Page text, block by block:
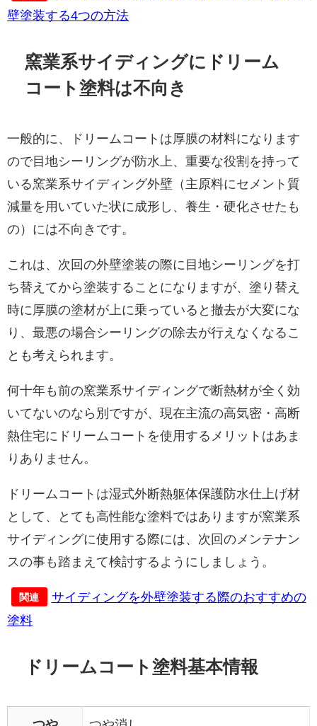
壁塗装する4つの方法
窯業系サイディングにドリーム
コート塗料は不向き
一般的に、ドリームコートは厚膜の材料になります
ので目地シーリングが防水上、重要な役割を持って
いる窯業系サイディング外壁（主原料にセメント質
減量を用いていた状に成形し、養生・硬化させたも
の）には不向きです。
これは、次回の外壁塗装の際に目地シーリングを打
ち替えてから塗装することになりますが、塗り替え
時に厚膜の塗材が上に乗っていると撤去が大変にな
り、最悪の場合シーリングの除去が行えなくなるこ
とも考えられます。
何十年も前の窯業系サイディングで断熱材が全く効
いてないのなら別ですが、現在主流の高気密・高断
熱住宅にドリームコートを使用するメリットはあま
りありません。
ドリームコートは湿式外断熱躯体保護防水仕上げ材
として、とても高性能な塗料ではありますが窯業系
サイディングに使用する際には、次回のメンテナン
スの事も踏まえて検討するようにしましょう。
関連
サイディングを外壁塗装する際のおすすめの
塗料
ドリームコート塗料基本情報